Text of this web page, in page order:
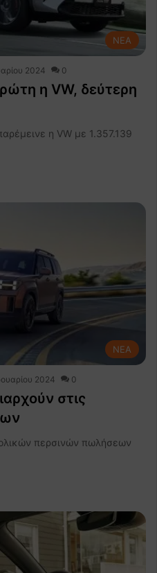
NEA
2024 0
η VW, δεύτερη
η VW με 1.357.139
NEA
2024 0
στις
περσινών πωλήσεων